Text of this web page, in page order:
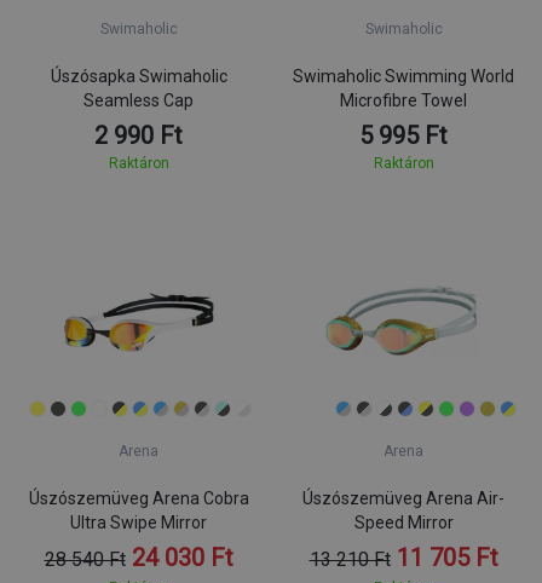
Swimaholic
Úszósapka Swimaholic
Seamless Cap
2 990 Ft
Raktáron
Swimaholic
Swimaholic Swimming World
Microfibre Towel
5 995 Ft
Raktáron
Arena
Úszószemüveg Arena Cobra
Ultra Swipe Mirror
28 540 Ft 24 030 Ft
Arena
Úszószemüveg Arena Air-
Speed Mirror
13 210 Ft 11 705 Ft